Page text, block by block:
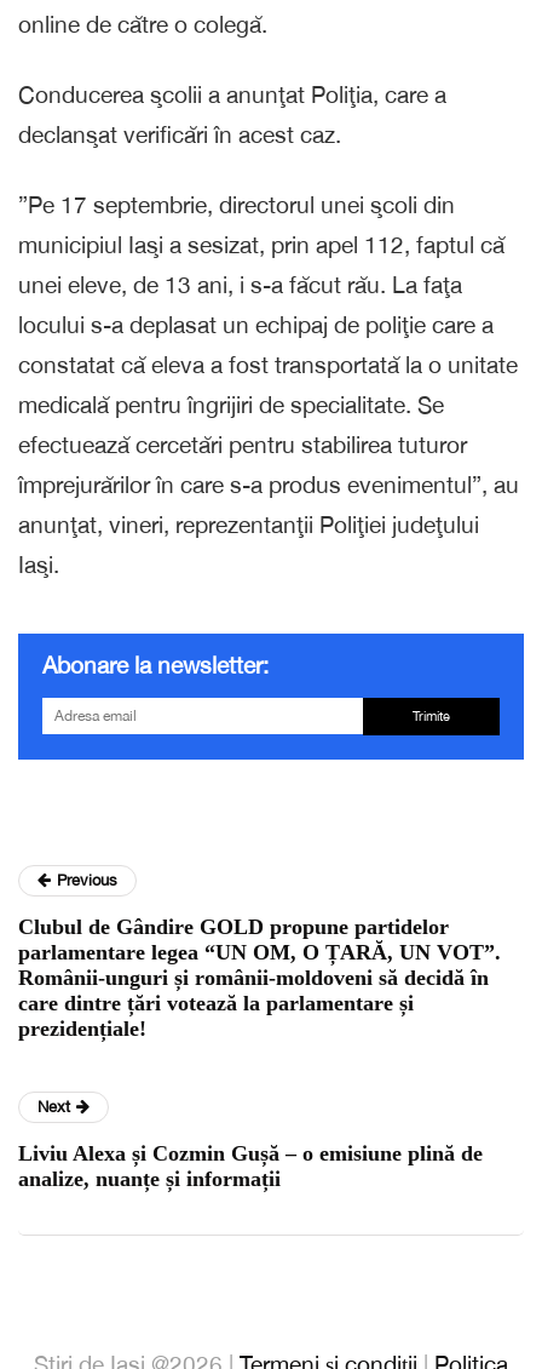
online de către o colegă.
Conducerea şcolii a anunţat Poliţia, care a
declanşat verificări în acest caz.
”Pe 17 septembrie, directorul unei şcoli din
municipiul Iaşi a sesizat, prin apel 112, faptul că
unei eleve, de 13 ani, i s-a făcut rău. La faţa
locului s-a deplasat un echipaj de poliţie care a
constatat că eleva a fost transportată la o unitate
medicală pentru îngrijiri de specialitate. Se
efectuează cercetări pentru stabilirea tuturor
împrejurărilor în care s-a produs evenimentul”, au
anunţat, vineri, reprezentanţii Poliţiei judeţului
Iaşi.
Abonare la newsletter:
Trimite
Previous
Clubul de Gândire GOLD propune partidelor
parlamentare legea “UN OM, O ȚARĂ, UN VOT”.
Românii-unguri și românii-moldoveni să decidă în
care dintre țări votează la parlamentare și
prezidențiale!
Next
Liviu Alexa și Cozmin Gușă – o emisiune plină de
analize, nuanțe și informații